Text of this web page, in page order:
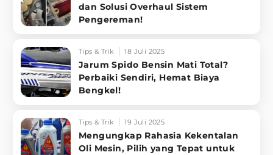
dan Solusi Overhaul Sistem
Pengereman!
Tips & Trik 18 Juli 2025
Jarum Spido Bensin Mati Total?
Perbaiki Sendiri, Hemat Biaya
Bengkel!
Tips & Trik 19 Juli 2025
Mengungkap Rahasia Kekentalan
Oli Mesin, Pilih yang Tepat untuk